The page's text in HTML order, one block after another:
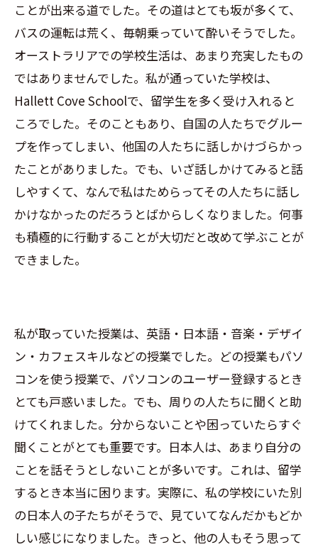
ことが出来る道でした。その道はとても坂が多くて、
バスの運転は荒く、毎朝乗っていて酔いそうでした。
オーストラリアでの学校生活は、あまり充実したもの
ではありませんでした。私が通っていた学校は、
Hallett Cove Schoolで、留学生を多く受け入れると
ころでした。そのこともあり、自国の人たちでグルー
プを作ってしまい、他国の人たちに話しかけづらかっ
たことがありました。でも、いざ話しかけてみると話
しやすくて、なんで私はためらってその人たちに話し
かけなかったのだろうとばからしくなりました。何事
も積極的に行動することが大切だと改めて学ぶことが
できました。
私が取っていた授業は、英語・日本語・音楽・デザイ
ン・カフェスキルなどの授業でした。どの授業もパソ
コンを使う授業で、パソコンのユーザー登録するとき
とても戸惑いました。でも、周りの人たちに聞くと助
けてくれました。分からないことや困っていたらすぐ
聞くことがとても重要です。日本人は、あまり自分の
ことを話そうとしないことが多いです。これは、留学
するとき本当に困ります。実際に、私の学校にいた別
の日本人の子たちがそうで、見ていてなんだかもどか
しい感じになりました。きっと、他の人もそう思って